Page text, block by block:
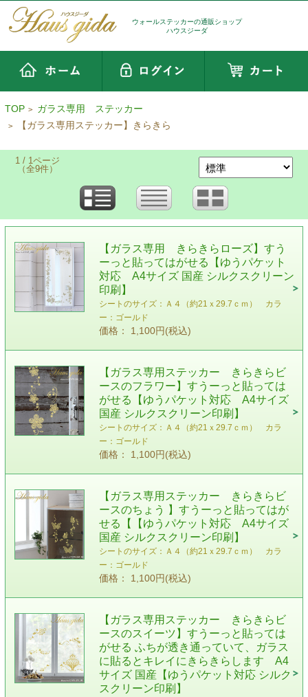
ウォールステッカーの通販ショップ
ハウスジーダ
TOP > ガラス専用 ステッカー
> 【ガラス専用ステッカー】きらきら
1 / 1ページ
（全9件）
【ガラス専用 きらきらローズ】すう
ーっと貼ってはがせる【ゆうパケット
対応 A4サイズ 国産 シルクスクリーン
印刷】
シートのサイズ：Ａ４（約21ｘ29.7ｃｍ） カラ
ー：ゴールド
価格： 1,100円(税込)
【ガラス専用ステッカー きらきらビ
ースのフラワー】すうーっと貼っては
がせる【ゆうパケット対応 A4サイズ
国産 シルクスクリーン印刷】
シートのサイズ：Ａ４（約21ｘ29.7ｃｍ） カラ
ー：ゴールド
価格： 1,100円(税込)
【ガラス専用ステッカー きらきらビ
ースのちょう 】すうーっと貼ってはが
せる【【ゆうパケット対応 A4サイズ
国産 シルクスクリーン印刷】
シートのサイズ：Ａ４（約21ｘ29.7ｃｍ） カラ
ー：ゴールド
価格： 1,100円(税込)
【ガラス専用ステッカー きらきらビ
ースのスイーツ】すうーっと貼っては
がせる ふちが透き通っていて、ガラス
に貼るとキレイにきらきらします A4
サイズ 国産【ゆうパケット対応 シルク
スクリーン印刷】